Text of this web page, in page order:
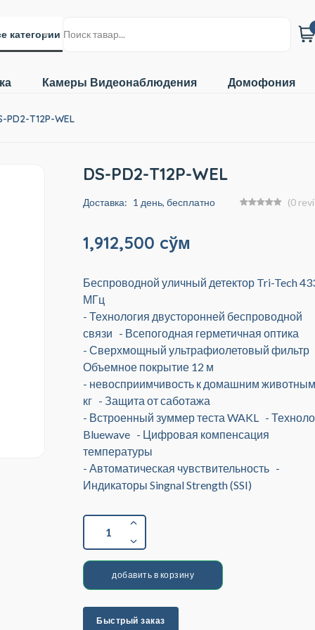
категории
Камеры Видеонаблюдения Домофония
PD2-T12P-WEL
DS-PD2-T12P-WEL
Доставка: 1 день, бесплатно (0
1,912,500 cўм
Беспроводной уличный детектор Tri-Tech
МГц
- Технология двусторонней беспроводной
связи - Всепогодная герметичная оптика
- Сверхмощный ультрафиолетовый
Объемное покрытие 12 м
- невосприимчивость к домашним
кг - Защита от саботажа
- Встроенный зуммер теста WAKL -
Bluewave - Цифровая компенсация
температуры
- Автоматическая чувствительность -
Индикаторы Singnal Strength (SSI)
1
добавить в корзину
Быстрый заказ